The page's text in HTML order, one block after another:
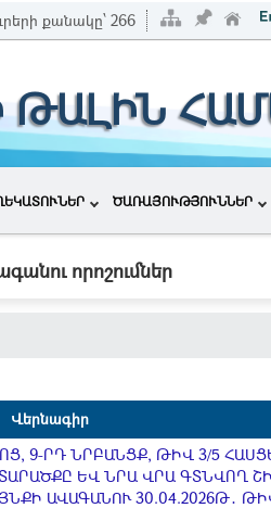
քանակը՝ 266
ԹԱԼԻՆ
ԾԱՌԱՅՈՒԹՅՈՒՆՆԵՐ
որոշումներ
Վերնագիր
9-ՐԴ ՆՐԲԱՆՑՔ, ԹԻՎ 3/5
ԵՎ ՆՐԱ ՎՐԱ ԳՏՆՎՈՂ
ԱՎԱԳԱՆՈՒ 30.04.2026Թ․